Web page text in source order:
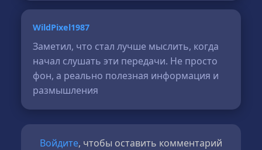
WildPixel1987
Заметил, что стал лучше мыслить, когда
начал слушать эти передачи. Не просто
фон, а реально полезная информация и
размышления
Войдите, чтобы оставить комментарий